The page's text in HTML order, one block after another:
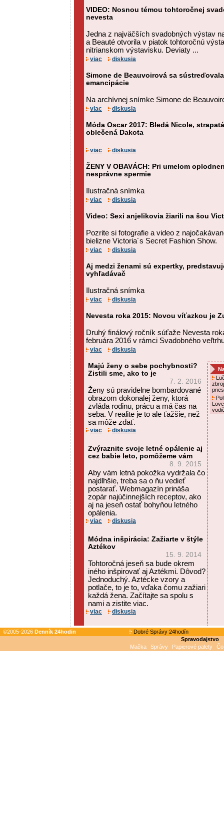
VIDEO: Nosnou témou tohtoročnej
nevesta
Jedna z najväčších svadobných výstav
a Beauté otvorila v piatok tohtoročnú
nitrianskom výstavisku. Deviaty ...
viac diskusia
Simone de Beauvoirová sa
emancipácie
Na archívnej snímke Simone de
viac diskusia
Móda Oscar 2017: Bledá Nicole,
oblečená Dakota
viac diskusia
ŽENY V OBAVÁCH: Pri umelom
nesprávne spermie
Ilustračná snímka
viac diskusia
Video: Sexi anjelikovia žiarili na šou
Pozrite si fotografie a video z
bielizne Victoria´s Secret Fashion Show.
viac diskusia
Aj medzi ženami sú expertky,
vyhľadávač
Ilustračná snímka
viac diskusia
Nevesta roka 2015: Novou víťazkou je
Druhý finálový ročník súťaže Nevesta
februára 2016 v rámci Svadobného
viac diskusia
Majú ženy o sebe pochybnosti?
Zistili sme, ako to je
7. 2. 2016
Ženy sú pravidelne bombardované
obrazom dokonalej ženy, ktorá
zvláda rodinu, prácu a má čas na
seba. V realite je to ale ťažšie, než
sa môže zdať.
viac diskusia
Zvýraznite svoje letné opálenie aj
cez babie leto, pomôžeme vám
8. 9. 2015
Aby vám letná pokožka vydržala čo
najdlhšie, treba sa o ňu vedieť
postarať. Webmagazín prináša
zopár najúčinnejších receptov, ako
aj na jeseň ostať bohyňou letného
opálenia.
viac diskusia
Módna inšpirácia: Zažiarte v štýle
Aztékov
15. 9. 2014
Tohtoročná jeseň sa bude okrem
iného inšpirovať aj Aztékmi. Dôvod?
Jednoduchý. Aztécke vzory a
potlače, to je to, vďaka čomu zažiari
každá žena. Začítajte sa spolu s
nami a zistite viac.
viac diskusia
©2005-2026 Denník 24hodin
Dobré Správy 24hodín
Spravodajstvo
Mačka
Správy Papierové palety